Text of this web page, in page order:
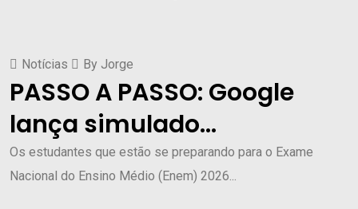
Notícias By Jorge
PASSO A PASSO: Google
lança simulado...
Os estudantes que estão se preparando para o Exame
Nacional do Ensino Médio (Enem) 2026...